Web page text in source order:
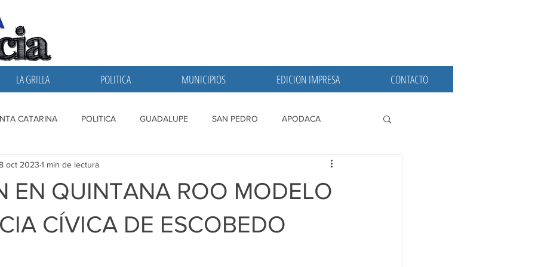
LA GRILLA POLITICA MUNICIPIOS EDICION IMPRESA CONTACTO
CATARINA POLITICA GUADALUPE SAN PEDRO APODACA
GRILLA SAN NICOLAS
EN QUINTANA ROO MODELO
CÍVICA DE ESCOBEDO
oct 2023 1 min de lectura